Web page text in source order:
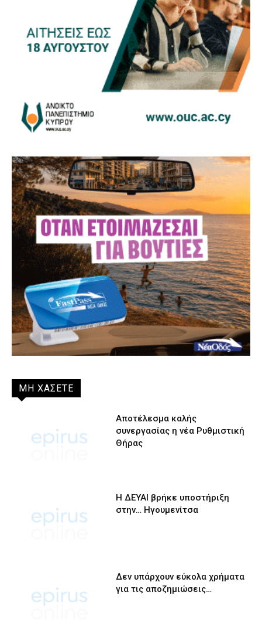
ΜΗ ΧΑΣΕΤΕ
Αποτέλεσμα καλής
συνεργασίας η νέα Ρυθμιστική
Θήρας
Η ΔΕΥΑΙ βρήκε υποστήριξη
στην… Ηγουμενίτσα
Δεν υπάρχουν εύκολα χρήματα
για τις αποζημιώσεις…